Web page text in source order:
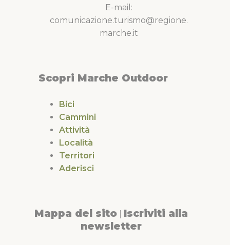
E-mail:
comunicazione.turismo@regione.
marche.it
Scopri Marche Outdoor
Bici
Cammini
Attività
Località
Territori
Aderisci
Mappa del sito Iscriviti alla
newsletter